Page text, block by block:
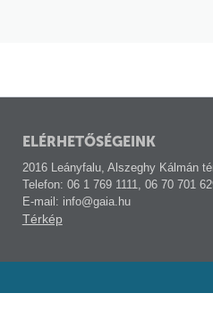
ELÉRHETŐSÉGEINK
2016 Leányfalu, Alszeghy Kálmán
Telefon: 06 1 769 1111, 06 70 701
E-mail: info@gaia.hu
Térkép